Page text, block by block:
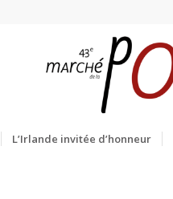
L’Irlande invitée d’honneur